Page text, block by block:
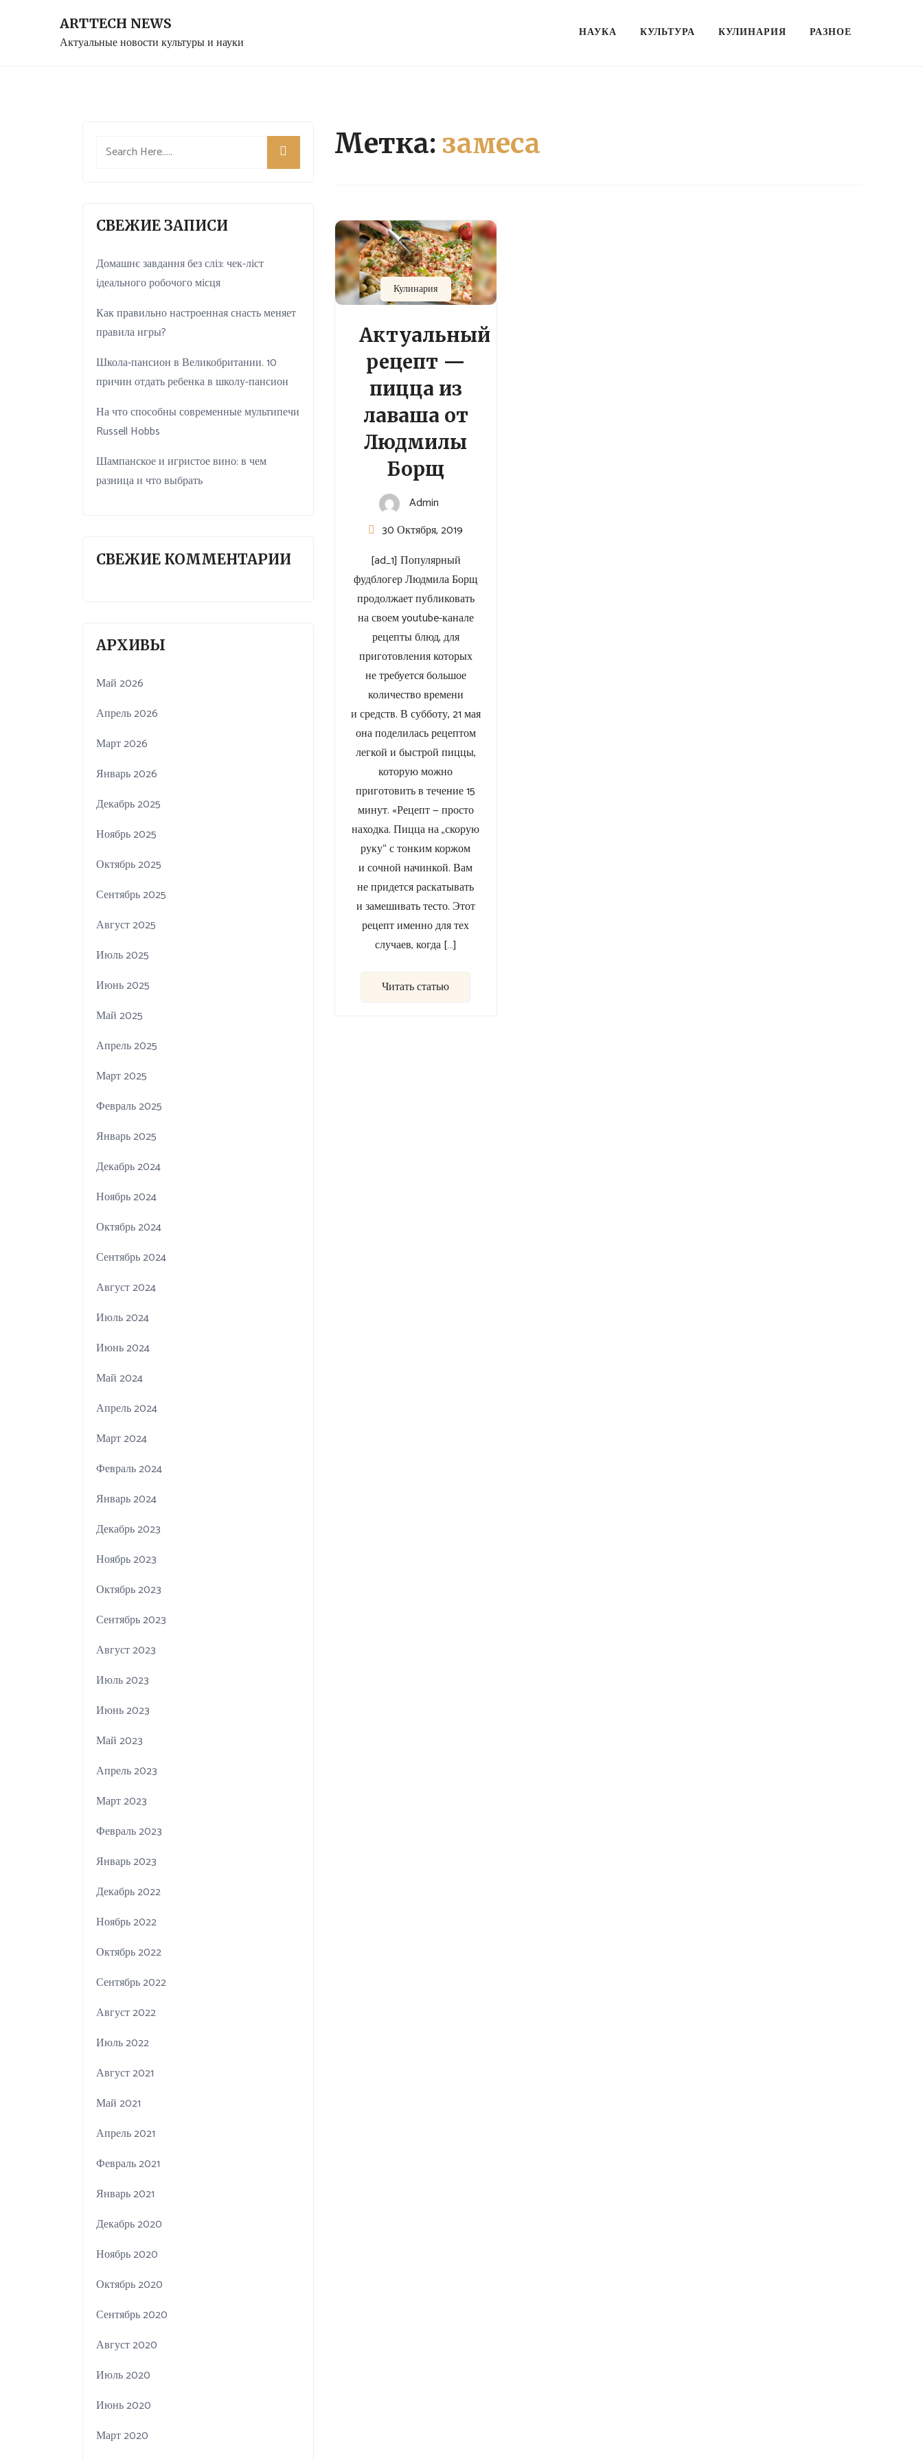
ARTTECH NEWS
Актуальные новости культуры и науки
НАУКА КУЛЬТУРА КУЛИНАРИЯ РАЗНОЕ
Метка: замеса
Кулинария
Актуальный
рецепт —
пицца из
лаваша от
Людмилы
Борщ
Admin
30 Октября, 2019
[ad_1] Популярный
фудблогер Людмила Борщ
продолжает публиковать
на своем youtube-канале
рецепты блюд, для
приготовления которых
не требуется большое
количество времени
и средств. В субботу, 21 мая
она поделилась рецептом
легкой и быстрой пиццы,
которую можно
приготовить в течение 15
минут. «Рецепт — просто
находка. Пицца на „скорую
руку“ с тонким коржом
и сочной начинкой. Вам
не придется раскатывать
и замешивать тесто. Этот
рецепт именно для тех
случаев, когда […]
Читать статью
СВЕЖИЕ ЗАПИСИ
Домашнє завдання без сліз: чек-ліст
ідеального робочого місця
Как правильно настроенная снасть меняет
правила игры?
Школа-пансион в Великобритании. 10
причин отдать ребенка в школу-пансион
На что способны современные мультипечи
Russell Hobbs
Шампанское и игристое вино: в чем
разница и что выбрать
СВЕЖИЕ КОММЕНТАРИИ
АРХИВЫ
Май 2026
Апрель 2026
Март 2026
Январь 2026
Декабрь 2025
Ноябрь 2025
Октябрь 2025
Сентябрь 2025
Август 2025
Июль 2025
Июнь 2025
Май 2025
Апрель 2025
Март 2025
Февраль 2025
Январь 2025
Декабрь 2024
Ноябрь 2024
Октябрь 2024
Сентябрь 2024
Август 2024
Июль 2024
Июнь 2024
Май 2024
Апрель 2024
Март 2024
Февраль 2024
Январь 2024
Декабрь 2023
Ноябрь 2023
Октябрь 2023
Сентябрь 2023
Август 2023
Июль 2023
Июнь 2023
Май 2023
Апрель 2023
Март 2023
Февраль 2023
Январь 2023
Декабрь 2022
Ноябрь 2022
Октябрь 2022
Сентябрь 2022
Август 2022
Июль 2022
Август 2021
Май 2021
Апрель 2021
Февраль 2021
Январь 2021
Декабрь 2020
Ноябрь 2020
Октябрь 2020
Сентябрь 2020
Август 2020
Июль 2020
Июнь 2020
Март 2020